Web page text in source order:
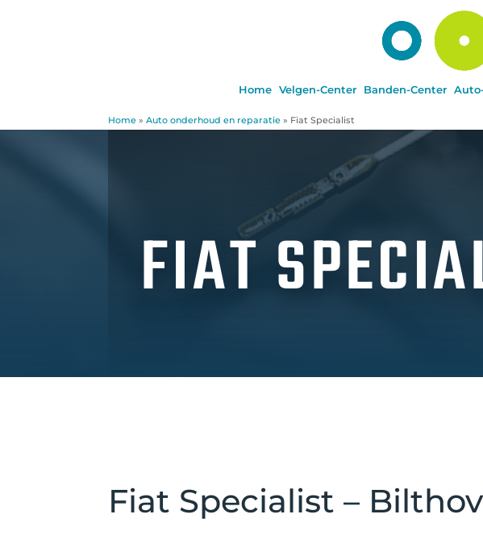
Home Velgen-Center Banden-Center
Home »Auto onderhoud en reparatie » Fiat Specialist
FIAT
Fiat Specialist –